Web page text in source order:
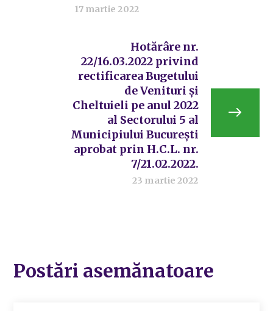
17 martie 2022
Hotărâre nr.
22/16.03.2022 privind
rectificarea Bugetului
de Venituri și
Cheltuieli pe anul 2022
al Sectorului 5 al
Municipiului București
aprobat prin H.C.L. nr.
7/21.02.2022.
23 martie 2022
Postări asemănatoare